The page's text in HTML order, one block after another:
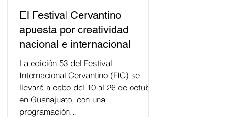
El Festival Cervantino
apuesta por creatividad
nacional e internacional
La edición 53 del Festival
Internacional Cervantino (FIC) se
llevará a cabo del 10 al 26 de octubre
en Guanajuato, con una
programación...